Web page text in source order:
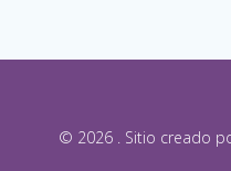
© 2026 . Sitio creado